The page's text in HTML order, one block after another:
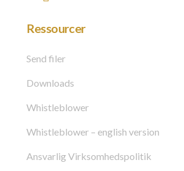
Ressourcer
Send filer
Downloads
Whistleblower
Whistleblower – english version
Ansvarlig Virksomhedspolitik